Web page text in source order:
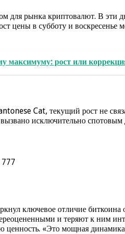
для рынка криптовалют. В
цены в субботу и
максимуму: рост или
Cat, текущий рост не
исключительно
777
ключевое отличие биткоина
и теряют к ним
«Это мощная